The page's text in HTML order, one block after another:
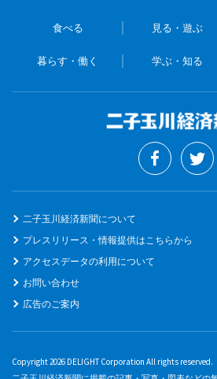
食べる 見る・遊ぶ
暮らす・働く 学ぶ・知る
二子玉川経済新聞について
プレスリリース・情報提供はこちらから
アクセスデータの利用について
お問い合わせ
広告のご案内
Copyright 2026 DELIGHT Corporation All rights reserved.